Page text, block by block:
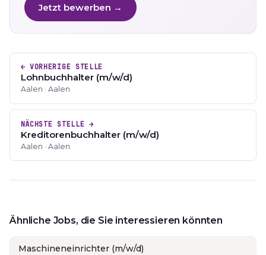
Jetzt bewerben →
← VORHERIGE STELLE
Lohnbuchhalter (m/w/d)
Aalen · Aalen
NÄCHSTE STELLE →
Kreditorenbuchhalter (m/w/d)
Aalen · Aalen
Ähnliche Jobs, die Sie interessieren könnten
Maschineneinrichter (m/w/d)